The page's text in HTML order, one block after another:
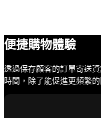
便捷購物體驗
透過保存顧客的訂單寄送
時間，除了能促進更頻繁